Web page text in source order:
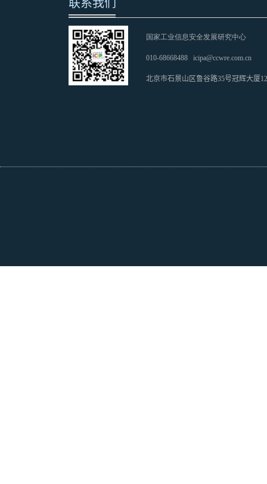
联系我们
国家工业信息安全发展研究中心
010-68668488 icipa@ccwre.com.cn
北京市石景山区鲁谷路35号冠辉大厦